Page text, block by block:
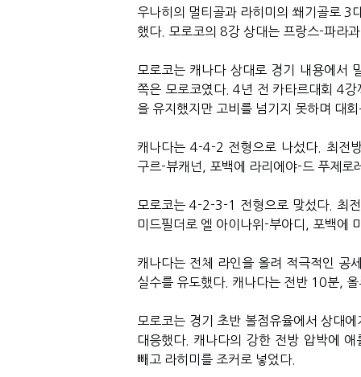
우나히의 멀티골과 라히미의 쐐기골로
했다. 모로코의 8강 상대는 프랑스-파라
모로코는 캐나다 상대로 경기 내용에서
쪽은 모로코였다. 4년 전 카타르대회 4
을 유지했지만 고비를 넘기지 못하며 대
캐나다는 4-4-2 전형으로 나섰다. 최전
구르-뷰캐넌, 포백에 라리에야-드 푸제
모로코는 4-2-3-1 전형으로 맞섰다. 최
미드필더로 엘 아이나위-부아디, 포백에
캐나다는 전체 라인을 올려 적극적인 공
실수를 유도했다. 캐나다는 전반 10분,
모로코는 경기 초반 볼점유율에서 상대
대응했다. 캐나다의 강한 전방 압박에
빼고 라히미를 조커로 넣었다.